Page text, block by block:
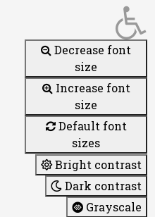
Decrease font
size
Increase font
size
Default font
sizes
Bright contrast
Dark contrast
Grayscale